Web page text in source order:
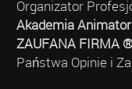
Organizator
Akademia
ZAUFANA FIRMA
Państwa Opinie i